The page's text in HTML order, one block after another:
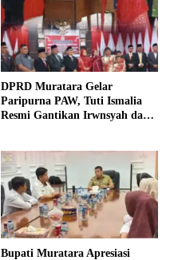
DPRD Muratara Gelar
Paripurna PAW, Tuti Ismalia
Resmi Gantikan Irwnsyah dari
Bupati Muratara Apresiasi